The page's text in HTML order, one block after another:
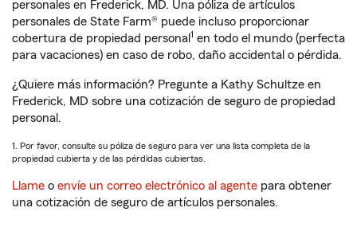
personales en Frederick, MD. Una póliza de artículos
personales de State Farm® puede incluso proporcionar
cobertura de propiedad personal 1 en todo el mundo (perfecta
para vacaciones) en caso de robo, daño accidental o pérdida.
¿Quiere más información? Pregunte a Kathy Schultze en
Frederick, MD sobre una cotización de seguro de propiedad
personal.
1. Por favor, consulte su póliza de seguro para ver una lista completa de la
propiedad cubierta y de las pérdidas cubiertas.
Llame o envíe un correo electrónico al agente para obtener
una cotización de seguro de artículos personales.